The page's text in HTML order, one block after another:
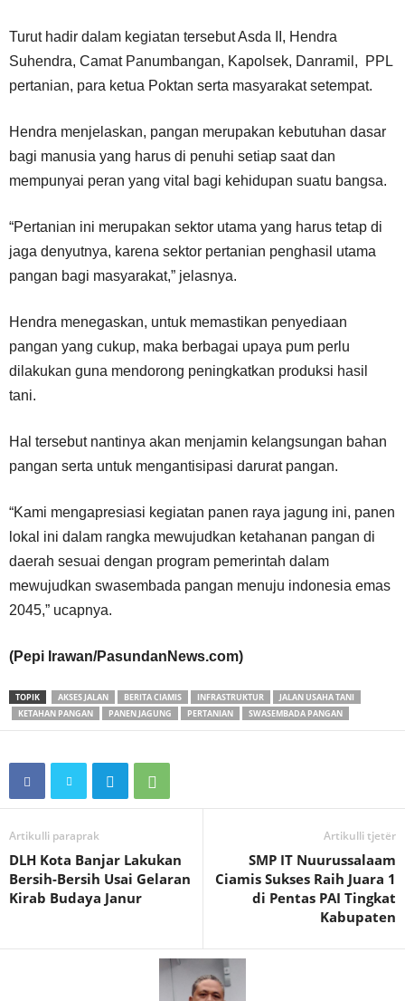
Turut hadir dalam kegiatan tersebut Asda II, Hendra
Suhendra, Camat Panumbangan, Kapolsek, Danramil, PPL
pertanian, para ketua Poktan serta masyarakat setempat.
Hendra menjelaskan, pangan merupakan kebutuhan dasar
bagi manusia yang harus di penuhi setiap saat dan
mempunyai peran yang vital bagi kehidupan suatu bangsa.
“Pertanian ini merupakan sektor utama yang harus tetap di
jaga denyutnya, karena sektor pertanian penghasil utama
pangan bagi masyarakat,” jelasnya.
Hendra menegaskan, untuk memastikan penyediaan
pangan yang cukup, maka berbagai upaya pum perlu
dilakukan guna mendorong peningkatkan produksi hasil
tani.
Hal tersebut nantinya akan menjamin kelangsungan bahan
pangan serta untuk mengantisipasi darurat pangan.
“Kami mengapresiasi kegiatan panen raya jagung ini, panen
lokal ini dalam rangka mewujudkan ketahanan pangan di
daerah sesuai dengan program pemerintah dalam
mewujudkan swasembada pangan menuju indonesia emas
2045,” ucapnya.
(Pepi Irawan/PasundanNews.com)
TOPIK AKSES JALAN BERITA CIAMIS INFRASTRUKTUR
JALAN USAHA TANI
KETAHAN PANGAN
PANEN JAGUNG PERTANIAN SWASEMBADA PANGAN
Artikulli paraprak
DLH Kota Banjar Lakukan
Bersih-Bersih Usai Gelaran
Kirab Budaya Janur
Artikulli tjetër
SMP IT Nuurussalaam
Ciamis Sukses Raih Juara 1
di Pentas PAI Tingkat
Kabupaten